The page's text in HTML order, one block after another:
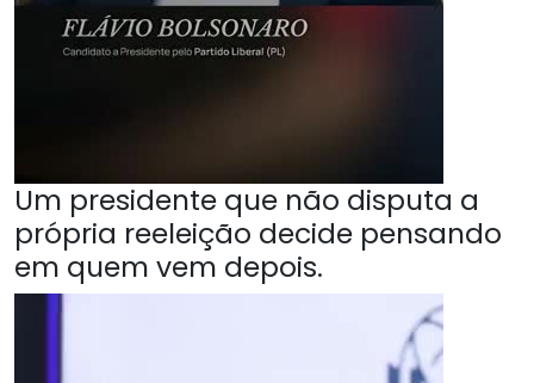
Um presidente que não disputa a
própria reeleição decide pensando
em quem vem depois.